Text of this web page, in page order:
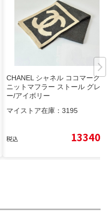
CHANEL シャネル ココマーク
ニットマフラー ストール グレ
ー/アイボリー
マイストア在庫： 3195
税込 13340